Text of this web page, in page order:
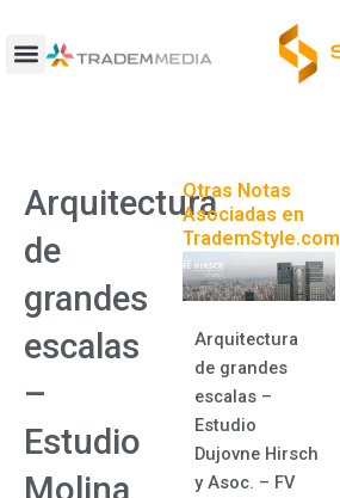
contenido
Arquitectura
de
grandes
escalas
–
Estudio
Molina
Otras Notas
Asociadas en
TrademStyle.com
Arquitectura
de grandes
escalas –
Estudio
Dujovne Hirsch
y Asoc. – FV